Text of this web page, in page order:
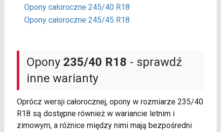
Opony całoroczne 245/40 R18
Opony całoroczne 245/45 R18
Opony 235/40 R18 - sprawdź
inne warianty
Oprócz wersji całorocznej, opony w rozmiarze 235/40
R18 są dostępne również w wariancie letnim i
zimowym, a różnice między nimi mają bezpośredni